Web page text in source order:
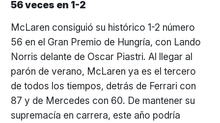
56 veces en 1-2
McLaren consiguió su histórico 1-2 número
56 en el Gran Premio de Hungría, con Lando
Norris delante de Oscar Piastri. Al llegar al
parón de verano, McLaren ya es el tercero
de todos los tiempos, detrás de Ferrari con
87 y de Mercedes con 60. De mantener su
supremacía en carrera, este año podría